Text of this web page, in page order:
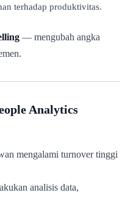
terhadap produktivitas.
— mengubah angka
Analytics
mengalami turnover tinggi
analisis data,